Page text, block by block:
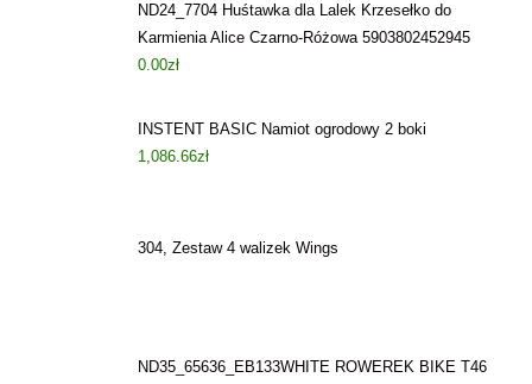
ND24_7704 Huśtawka dla Lalek Krzesełko do
Karmienia Alice Czarno-Różowa 5903802452945
0.00zł
INSTENT BASIC Namiot ogrodowy 2 boki
1,086.66zł
304, Zestaw 4 walizek Wings
ND35_65636_EB133WHITE ROWEREK BIKE T46